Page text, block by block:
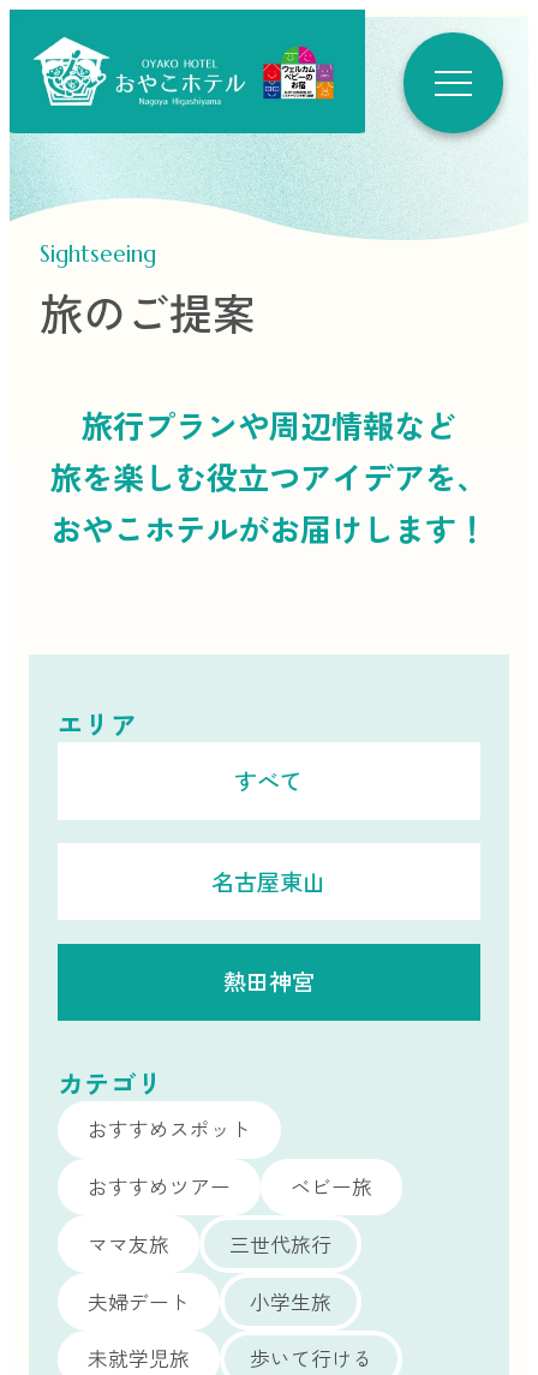
Sightseeing
旅のご提案
旅行プランや周辺情報など
旅を楽しむ役立つアイデアを、
おやこホテルがお届けします！
エリア
すべて
名古屋東山
熱田神宮
カテゴリ
おすすめスポット
おすすめツアー
ベビー旅
ママ友旅
三世代旅行
夫婦デート
小学生旅
未就学児旅
歩いて行ける